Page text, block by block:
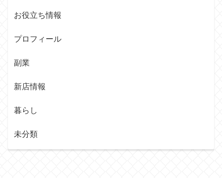
お役立ち情報
プロフィール
副業
新店情報
暮らし
未分類